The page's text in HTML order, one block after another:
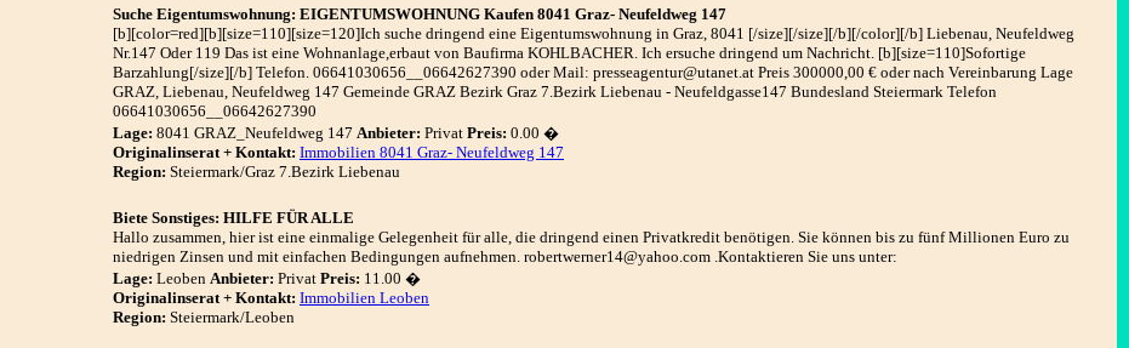
Suche Eigentumswohnung: EIGENTUMSWOHNUNG Kaufen 8041 Graz- Neufeldweg 147
[b][color=red][b][size=110][size=120]Ich suche dringend eine Eigentumswohnung in Graz, 8041 [/size][/size][/b][/color][/b] Liebenau, Neufeldweg
Nr.147 Oder 119 Das ist eine Wohnanlage,erbaut von Baufirma KOHLBACHER. Ich ersuche dringend um Nachricht. [b][size=110]Sofortige
Barzahlung[/size][/b] Telefon. 06641030656__06642627390 oder Mail: presseagentur@utanet.at Preis 300000,00 € oder nach Vereinbarung Lage
GRAZ, Liebenau, Neufeldweg 147 Gemeinde GRAZ Bezirk Graz 7.Bezirk Liebenau - Neufeldgasse147 Bundesland Steiermark Telefon
06641030656__06642627390
Lage: 8041 GRAZ_Neufeldweg 147 Anbieter: Privat Preis: 0.00 �
Originalinserat + Kontakt: Immobilien 8041 Graz- Neufeldweg 147
Region: Steiermark/Graz 7.Bezirk Liebenau
Biete Sonstiges: HILFE FÜR ALLE
Hallo zusammen, hier ist eine einmalige Gelegenheit für alle, die dringend einen Privatkredit benötigen. Sie können bis zu fünf Millionen Euro zu
niedrigen Zinsen und mit einfachen Bedingungen aufnehmen. robertwerner14@yahoo.com .Kontaktieren Sie uns unter:
Lage: Leoben Anbieter: Privat Preis: 11.00 �
Originalinserat + Kontakt: Immobilien Leoben
Region: Steiermark/Leoben